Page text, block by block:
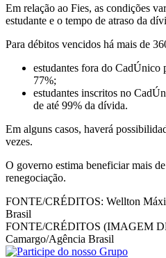
Em relação ao Fies, as condições
estudante e o tempo de atraso da
Para débitos vencidos há mais de
estudantes fora do CadÚnico
77%;
estudantes inscritos no
de até 99% da dívida.
Em alguns casos, haverá
vezes.
O governo estima beneficiar mais
renegociação.
FONTE/CRÉDITOS: Wellton
Brasil
FONTE/CRÉDITOS (IMAGEM
Camargo/Agência Brasil